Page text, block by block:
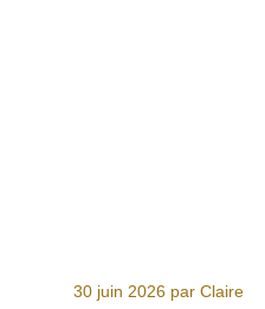
30 juin 2026 par Claire